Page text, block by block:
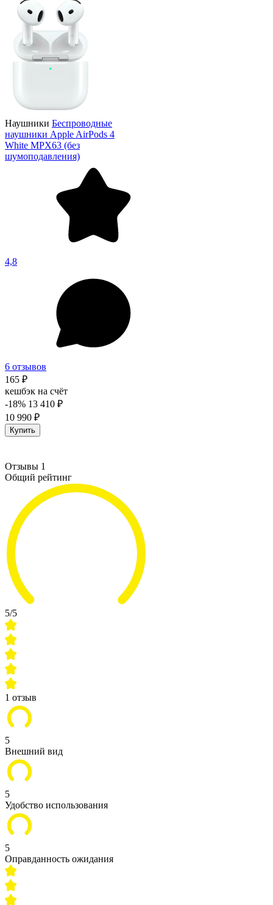
Наушники Беспроводные
наушники Apple AirPods 4
White MPX63 (без
шумоподавления)
4,8
6 отзывов
165 ₽
кешбэк на счёт
-18% 13 410 ₽
10 990 ₽
Купить
Отзывы 1
Общий рейтинг
5/5
1 отзыв
5
Внешний вид
5
Удобство использования
5
Оправданность ожидания